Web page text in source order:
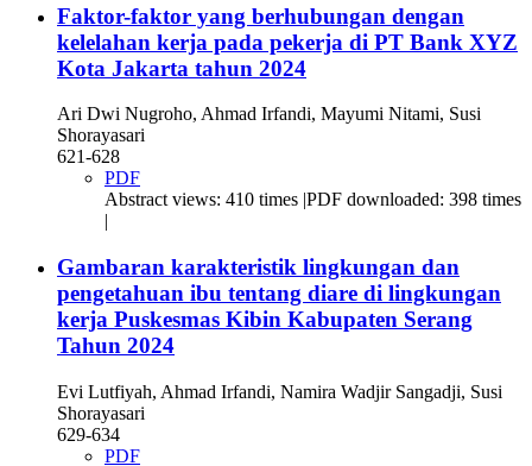
Faktor-faktor yang berhubungan dengan
kelelahan kerja pada pekerja di PT Bank XYZ
Kota Jakarta tahun 2024
Ari Dwi Nugroho, Ahmad Irfandi, Mayumi Nitami, Susi
Shorayasari
621-628
PDF
Abstract views: 410 times |PDF downloaded: 398 times
|
Gambaran karakteristik lingkungan dan
pengetahuan ibu tentang diare di lingkungan
kerja Puskesmas Kibin Kabupaten Serang
Tahun 2024
Evi Lutfiyah, Ahmad Irfandi, Namira Wadjir Sangadji, Susi
Shorayasari
629-634
PDF